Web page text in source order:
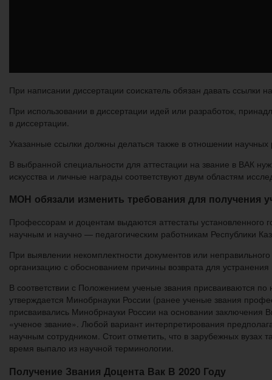
При написании диссертации соискатель обязан давать ссылки
При использовании в диссертации идей или разработок,
в диссертации.
Указанные ссылки должны делаться также в отношении
В выбранной специальности для аттестации на звание в ВАК
искусства и личные награды соответствуют двум областям
МОН обязали изменить требования для получения
Профессорам и доцентам выдаются аттестаты установленного
научным и научно — педагогическим работникам Республики
При выявлении некомплектности документов или
организацию с обоснованием причины возврата для
В соответствии с Положением ученые звания присваиваются
утверждается Минобрнауки России (ранее ученые звания
присваивались Минобрнауки России на основании заключения
«ученое звание». Любой вариант интерпретирования
научным сотрудником. Стоит отметить, что в зарубежных вузах
время выпало из научной терминологии.
Получение Звания Доцента Вак В 2020 Году